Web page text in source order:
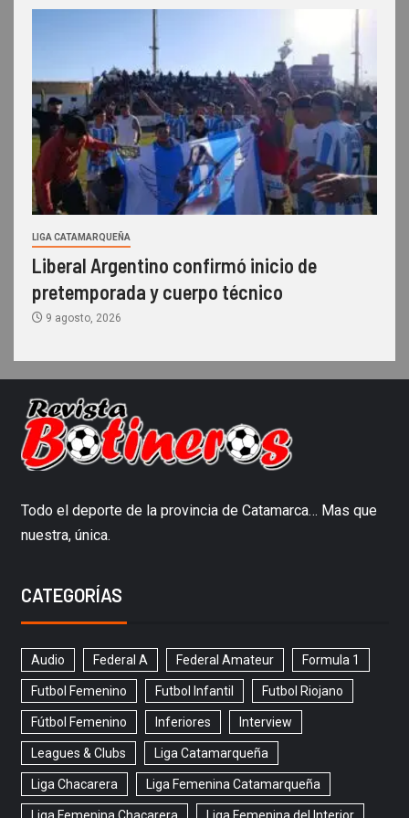
LIGA CATAMARQUEÑA
Liberal Argentino confirmó inicio de
pretemporada y cuerpo técnico
9 agosto, 2026
Todo el deporte de la provincia de Catamarca… Mas que
nuestra, única.
CATEGORÍAS
Audio Federal A Federal Amateur Formula 1
Futbol Femenino Futbol Infantil Futbol Riojano
Fútbol Femenino Inferiores Interview
Leagues & Clubs Liga Catamarqueña
Liga Chacarera Liga Femenina Catamarqueña
Liga Femenina Chacarera Liga Femenina del Interior